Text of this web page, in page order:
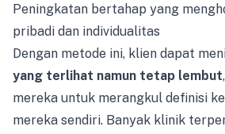
Peningkatan bertahap yang
pribadi dan individualitas
Dengan metode ini, klien dapat
yang terlihat namun tetap lembut
mereka untuk merangkul definisi
mereka sendiri. Banyak klinik